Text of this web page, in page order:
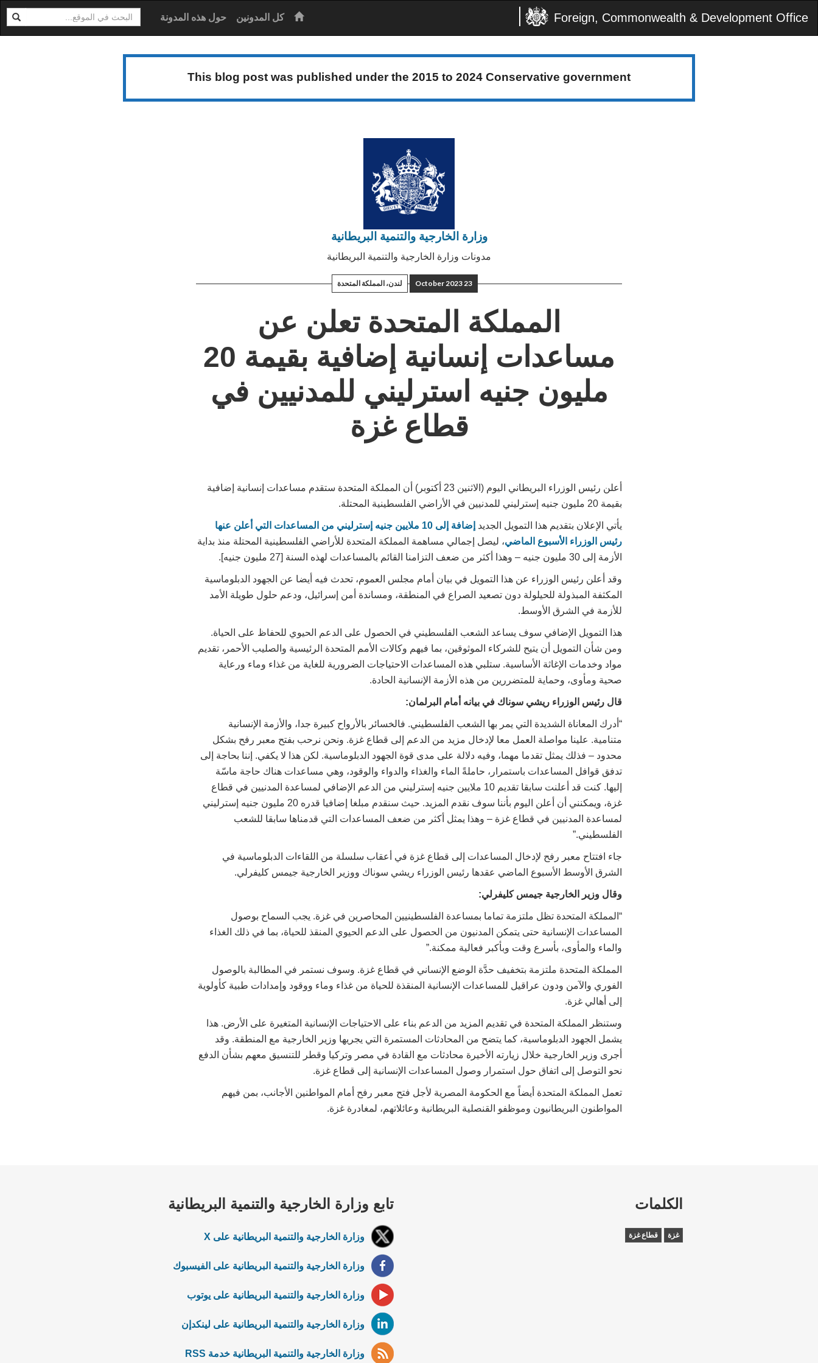
Foreign, Commonwealth & Development Office الرئيسية
كل المدونين حول هذه المدونة ابحث
This blog post was published under the 2015 to 2024 Conservative government
وزارة الخارجية والتنمية البريطانية
مدونات وزارة الخارجية والتنمية البريطانية
23 October 2023 لندن، المملكة المتحدة
المملكة المتحدة تعلن عن
مساعدات إنسانية إضافية بقيمة 20
مليون جنيه استرليني للمدنيين في
قطاع غزة
أعلن رئيس الوزراء البريطاني اليوم (الاثنين 23 أكتوبر) أن المملكة المتحدة ستقدم مساعدات إنسانية إضافية
بقيمة 20 مليون جنيه إسترليني للمدنيين في الأراضي الفلسطينية المحتلة.
يأتي الإعلان بتقديم هذا التمويل الجديد
إضافة إلى 10 ملايين جنيه إسترليني من المساعدات التي أعلن عنها
رئيس الوزراء الأسبوع الماضي، ليصل إجمالي مساهمة المملكة المتحدة للأراضي الفلسطينية المحتلة منذ بداية
الأزمة إلى 30 مليون جنيه – وهذا أكثر من ضعف التزامنا القائم بالمساعدات لهذه السنة [27 مليون جنيه].
وقد أعلن رئيس الوزراء عن هذا التمويل في بيان أمام مجلس العموم، تحدث فيه أيضا عن الجهود الدبلوماسية
المكثفة المبذولة للحيلولة دون تصعيد الصراع في المنطقة، ومساندة أمن إسرائيل، ودعم حلول طويلة الأمد
للأزمة في الشرق الأوسط.
هذا التمويل الإضافي سوف يساعد الشعب الفلسطيني في الحصول على الدعم الحيوي للحفاظ على الحياة.
ومن شأن التمويل أن يتيح للشركاء الموثوقين، بما فيهم وكالات الأمم المتحدة الرئيسية والصليب الأحمر، تقديم
مواد وخدمات الإغاثة الأساسية. ستلبي هذه المساعدات الاحتياجات الضرورية للغاية من غذاء وماء ورعاية
صحية ومأوى، وحماية للمتضررين من هذه الأزمة الإنسانية الحادة.
قال رئيس الوزراء ريشي سوناك في بيانه أمام البرلمان:
“أدرك المعاناة الشديدة التي يمر بها الشعب الفلسطيني. فالخسائر بالأرواح كبيرة جدا، والأزمة الإنسانية
متنامية. علينا مواصلة العمل معا لإدخال مزيد من الدعم إلى قطاع غزة. ونحن نرحب بفتح معبر رفح بشكل
محدود – فذلك يمثل تقدما مهما، وفيه دلالة على مدى قوة الجهود الدبلوماسية. لكن هذا لا يكفي. إننا بحاجة إلى
تدفق قوافل المساعدات باستمرار، حاملةً الماء والغذاء والدواء والوقود، وهي مساعدات هناك حاجة ماسّة
إليها. كنت قد أعلنت سابقا تقديم 10 ملايين جنيه إسترليني من الدعم الإضافي لمساعدة المدنيين في قطاع
غزة، ويمكنني أن أعلن اليوم بأننا سوف نقدم المزيد. حيث سنقدم مبلغا إضافيا قدره 20 مليون جنيه إسترليني
لمساعدة المدنيين في قطاع غزة – وهذا يمثل أكثر من ضعف المساعدات التي قدمناها سابقا للشعب
الفلسطيني.”
جاء افتتاح معبر رفح لإدخال المساعدات إلى قطاع غزة في أعقاب سلسلة من اللقاءات الدبلوماسية في
الشرق الأوسط الأسبوع الماضي عقدها رئيس الوزراء ريشي سوناك ووزير الخارجية جيمس كليفرلي.
وقال وزير الخارجية جيمس كليفرلي:
“المملكة المتحدة تظل ملتزمة تماما بمساعدة الفلسطينيين المحاصرين في غزة. يجب السماح بوصول
المساعدات الإنسانية حتى يتمكن المدنيون من الحصول على الدعم الحيوي المنقذ للحياة، بما في ذلك الغذاء
والماء والمأوى، بأسرع وقت وبأكبر فعالية ممكنة.”
المملكة المتحدة ملتزمة بتخفيف حدَّة الوضع الإنساني في قطاع غزة. وسوف نستمر في المطالبة بالوصول
الفوري والآمن ودون عراقيل للمساعدات الإنسانية المنقذة للحياة من غذاء وماء ووقود وإمدادات طبية كأولوية
إلى أهالي غزة.
وستنظر المملكة المتحدة في تقديم المزيد من الدعم بناء على الاحتياجات الإنسانية المتغيرة على الأرض. هذا
يشمل الجهود الدبلوماسية، كما يتضح من المحادثات المستمرة التي يجريها وزير الخارجية مع المنطقة. وقد
أجرى وزير الخارجية خلال زيارته الأخيرة محادثات مع القادة في مصر وتركيا وقطر للتنسيق معهم بشأن الدفع
نحو التوصل إلى اتفاق حول استمرار وصول المساعدات الإنسانية إلى قطاع غزة.
تعمل المملكة المتحدة أيضاً مع الحكومة المصرية لأجل فتح معبر رفح أمام المواطنين الأجانب، بمن فيهم
المواطنون البريطانيون وموظفو القنصلية البريطانية وعائلاتهم، لمغادرة غزة.
تابع وزارة الخارجية والتنمية البريطانية
وزارة الخارجية والتنمية البريطانية على X
وزارة الخارجية والتنمية البريطانية على الفيسبوك
وزارة الخارجية والتنمية البريطانية على يوتوب
وزارة الخارجية والتنمية البريطانية على لينكدإن
وزارة الخارجية والتنمية البريطانية خدمة RSS
الكلمات
غزة قطاع غزة